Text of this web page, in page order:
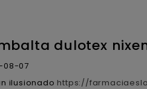
dulotex
08-07
ilusionado https://